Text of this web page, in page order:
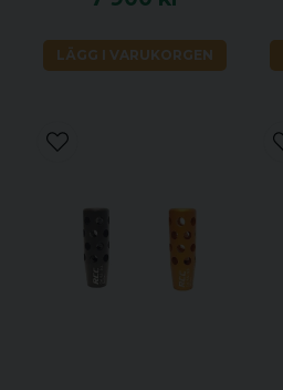
LÄGG I VARUKORGEN